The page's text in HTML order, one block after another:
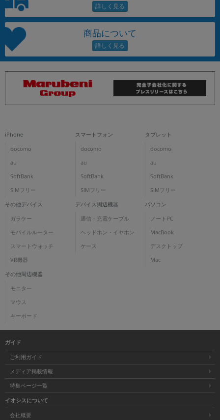
商品について
iPhone
docomo
au
SoftBank
SIMフリー
スマートフォン
docomo
au
SoftBank
SIMフリー
タブレット
docomo
au
SoftBank
SIMフリー
その他デバイス
ガラケー
モバイルルーター
スマートウォッチ
VR機器
デバイス周辺機器
通信・充電ケーブル
ヘッドホン・イヤホン
ケース
パソコン
ノートPC
MacBook
デスクトップ
Mac
その他周辺機器
モニター
マウス
キーボード
ガイド
ご利用ガイド
メディア掲載情報
特集ページ一覧
イオシスについて
会社概要